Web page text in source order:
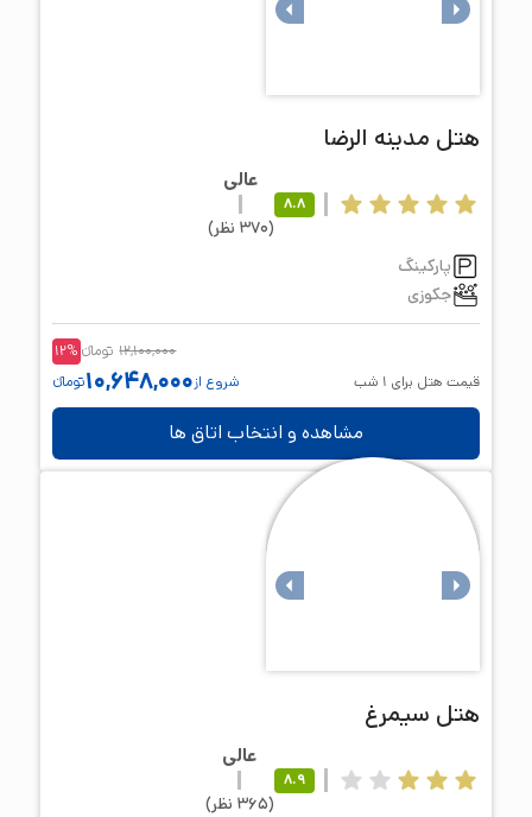
هتل مدینه الرضا
8.8
عالی
(
370 نظر)
پارکینگ
جکوزی
12,100,000 تومانء 12%
قیمت هتل برای 1 شب شروع از10,648,000تومانء
مشاهده و انتخاب اتاق ها
هتل سیمرغ
8.9
عالی
(
365 نظر)